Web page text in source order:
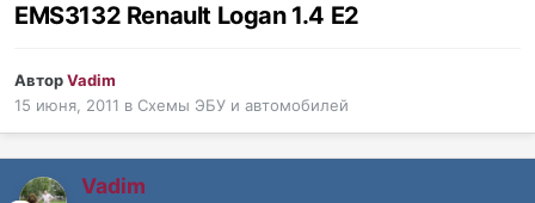
EMS3132 Renault Logan 1.4 E2
АвторVadim
15 июня, 2011 в Схемы ЭБУ и автомобилей
Vadim